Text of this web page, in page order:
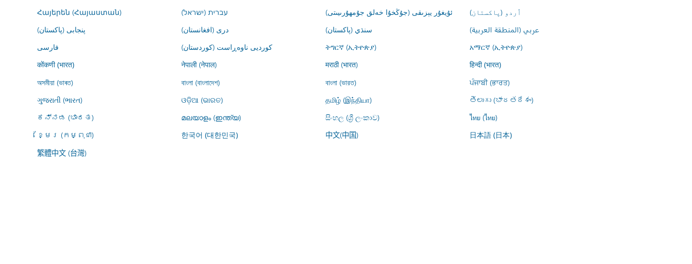
Հայերեն (Հայաստան)
עברית (ישראל) ئۇيغۇر يېزىقى (جۇڭخۇا خەلق جۇمھۇرىيىتى)
اُردو (پاکستان)
پنجابی (پاکستان)
درى (افغانستان) سنڌي (پاکستان)
عربي (المنطقة العربية)
فارسى
کوردیی ناوەڕاست (کوردستان) ትግርኛ (ኢትዮጵያ) አማርኛ (ኢትዮጵያ)
कोंकणी (भारत) नेपाली (नेपाल) मराठी (भारत) हिन्दी (भारत)
অসমীয়া (ভাৰত) বাংলা (বাংলাদেশ) বাংলা (ভারত)
ਪੰਜਾਬੀ (ਭਾਰਤ)
ગુજરાતી (ભારત)
ଓଡ଼ିଆ (ଭାରତ) தமிழ் (இந்தியா)
తెలుగు (భారతదేశం)
ಕನ್ನಡ (ಭಾರತ)
മലയാളം (ഇന്ത്യ) සිංහල (ශ්‍රී ලංකාව)
ไทย (ไทย)
ខ្មែរ (កម្ពុជា)
한국어 (대한민국) 中文(中国) 日本語 (日本)
繁體中文 (台灣)